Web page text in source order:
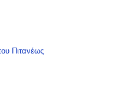
Πιτανέως